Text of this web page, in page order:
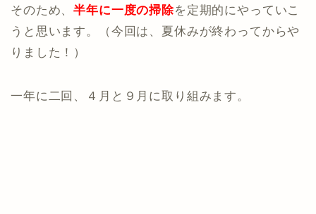
そのため、半年に一度の掃除を定期的にやっていこ
うと思います。（今回は、夏休みが終わってからや
りました！）
一年に二回、４月と９月に取り組みます。